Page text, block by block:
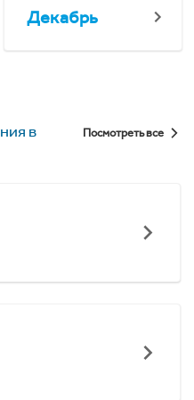
Декабрь
в
Посмотреть все